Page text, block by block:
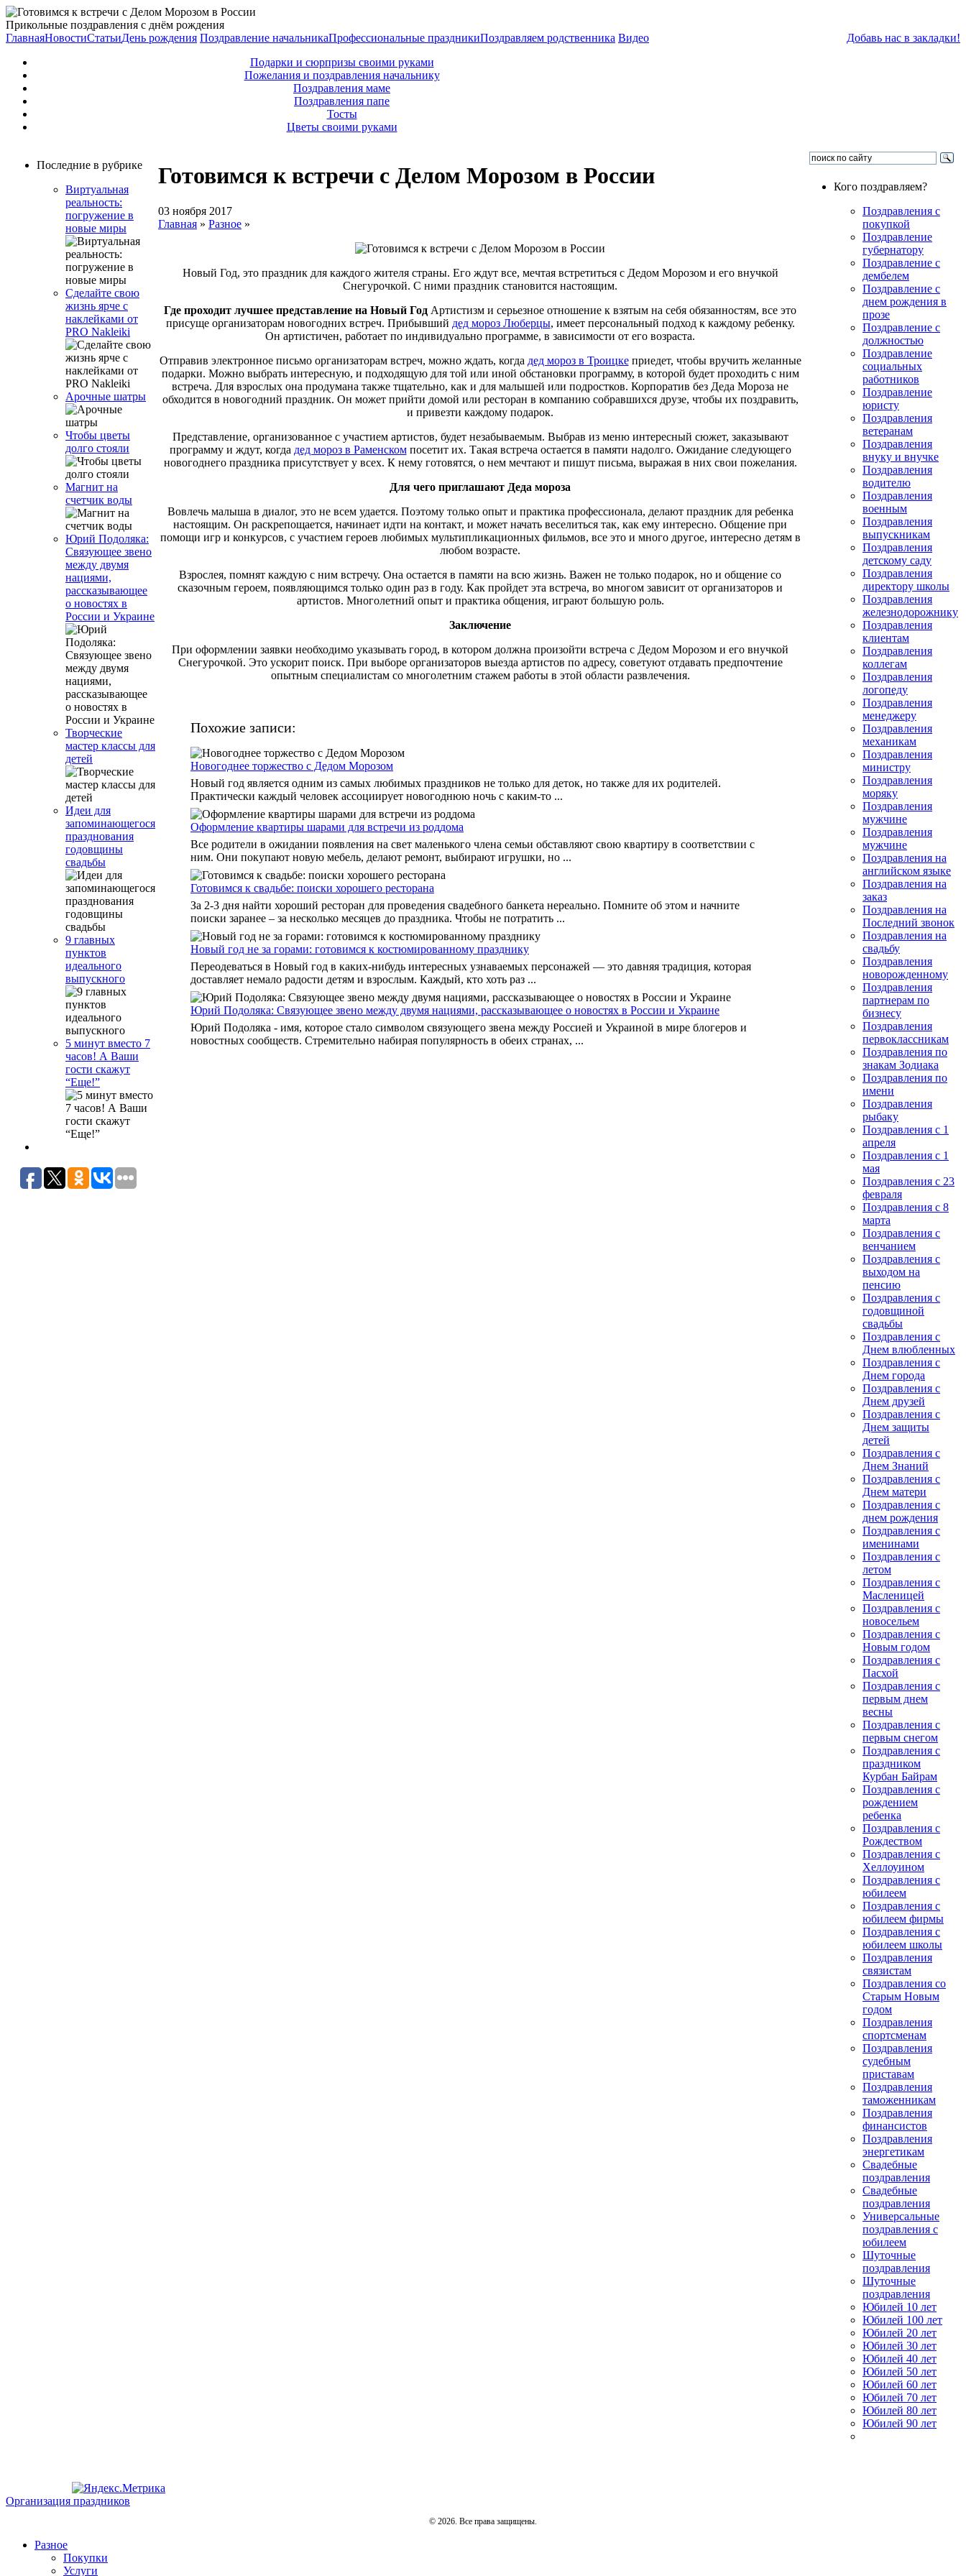
Прикольные поздравления с днём рождения
ГлавнаяНовостиСтатьиДень рождения Поздравление начальникаПрофессиональные праздникиПоздравляем родственника Видео
Подарки и сюрпризы своими руками
Пожелания и поздравления начальнику
Поздравления маме
Поздравления папе
Тосты
Цветы своими руками
Добавь нас в закладки!
Последние в рубрике
Виртуальная
реальность:
погружение в
новые миры
Сделайте свою
жизнь ярче с
наклейками от
PRO Nakleiki
Арочные шатры
Чтобы цветы
долго стояли
Магнит на
счетчик воды
Юрий Подоляка:
Связующее звено
между двумя
нациями,
рассказывающее
о новостях в
России и Украине
Творческие
мастер классы для
детей
Идеи для
запоминающегося
празднования
годовщины
свадьбы
9 главных
пунктов
идеального
выпускного
5 минут вместо 7
часов! А Ваши
гости скажут
“Еще!”
Готовимся к встречи с Делом Морозом в России
03 ноября 2017
Главная » Разное »
Новый Год, это праздник для каждого жителя страны. Его ждут все, мечтая встретиться с Дедом Морозом и его внучкой
Снегурочкой. С ними праздник становится настоящим.
Где проходит лучшее представление на Новый Год Артистизм и серьезное отношение к взятым на себя обязанностям, все это
присуще организаторам новогодних встреч. Прибывший дед мороз Люберцы, имеет персональный подход к каждому ребенку.
Он артистичен, работает по индивидуально программе, в зависимости от его возраста.
Отправив электронное письмо организаторам встреч, можно ждать, когда дед мороз в Троицкеприедет, чтобы вручить желанные
подарки. Можно выбрать интересную, и подходящую для той или иной обстановки программу, в которой будет проходить с ним
встреча. Для взрослых она продумана также тщательно, как и для малышей или подростков. Корпоратив без Деда Мороза не
обходится в новогодний праздник. Он может прийти домой или ресторан в компанию собравшихся друзе, чтобы их поздравить,
и привезти каждому подарок.
Представление, организованное с участием артистов, будет незабываемым. Выбрав из меню интересный сюжет, заказывают
программу и ждут, когда дед мороз в Раменскомпосетит их. Такая встреча остается в памяти надолго. Ожидание следующего
новогоднего праздника присутствует у всех. К нему готовятся, о нем мечтают и пишут письма, выражая в них свои пожелания.
Для чего приглашают Деда мороза
Вовлечь малыша в диалог, это не всем удается. Поэтому только опыт и практика профессионала, делают праздник для ребенка
настоящим. Он раскрепощается, начинает идти на контакт, и может начать веселиться так, как ему интересно. Общение при
помощи игр и конкурсов, с участием героев любимых мультипликационных фильмов, все это и много другое, интересно детям в
любом возрасте.
Взрослея, помнят каждую с ним встречу. Она остается в памяти на всю жизнь. Важен не только подарок, но и общение со
сказочным героем, появляющимся только один раз в году. Как пройдет эта встреча, во многом зависит от организаторов и
артистов. Многолетний опыт и практика общения, играют большую роль.
Заключение
При оформлении заявки необходимо указывать город, в котором должна произойти встреча с Дедом Морозом и его внучкой
Снегурочкой. Это ускорит поиск. При выборе организаторов выезда артистов по адресу, советуют отдавать предпочтение
опытным специалистам со многолетним стажем работы в этой области развлечения.
Похожие записи:
Новогоднее торжество с Дедом Морозом
Новый год является одним из самых любимых праздников не только для деток, но также для их родителей.
Практически каждый человек ассоциирует новогоднюю ночь с каким-то ...
Оформление квартиры шарами для встречи из роддома
Все родители в ожидании появления на свет маленького члена семьи обставляют свою квартиру в соответствии с
ним. Они покупают новую мебель, делают ремонт, выбирают игрушки, но ...
Готовимся к свадьбе: поиски хорошего ресторана
За 2-3 дня найти хороший ресторан для проведения свадебного банкета нереально. Помните об этом и начните
поиски заранее – за несколько месяцев до праздника. Чтобы не потратить ...
Новый год не за горами: готовимся к костюмированному празднику
Переодеваться в Новый год в каких-нибудь интересных узнаваемых персонажей — это давняя традиция, которая
доставляет немало радости детям и взрослым. Каждый, кто хоть раз ...
Юрий Подоляка: Связующее звено между двумя нациями, рассказывающее о новостях в России и Украине
Юрий Подоляка - имя, которое стало символом связующего звена между Россией и Украиной в мире блогеров и
новостных сообществ. Стремительно набирая популярность в обеих странах, ...
Кого поздравляем?
Поздравления с
покупкой
Поздравление
губернатору
Поздравление с
дембелем
Поздравление с
днем рождения в
прозе
Поздравление с
должностью
Поздравление
социальных
работников
Поздравление
юристу
Поздравления
ветеранам
Поздравления
внуку и внучке
Поздравления
водителю
Поздравления
военным
Поздравления
выпускникам
Поздравления
детскому саду
Поздравления
директору школы
Поздравления
железнодорожнику
Поздравления
клиентам
Поздравления
коллегам
Поздравления
логопеду
Поздравления
менеджеру
Поздравления
механикам
Поздравления
министру
Поздравления
моряку
Поздравления
мужчине
Поздравления
мужчине
Поздравления на
английском языке
Поздравления на
заказ
Поздравления на
Последний звонок
Поздравления на
свадьбу
Поздравления
новорожденному
Поздравления
партнерам по
бизнесу
Поздравления
первоклассникам
Поздравления по
знакам Зодиака
Поздравления по
имени
Поздравления
рыбаку
Поздравления с 1
апреля
Поздравления с 1
мая
Поздравления с 23
февраля
Поздравления с 8
марта
Поздравления с
венчанием
Поздравления с
выходом на
пенсию
Поздравления с
годовщиной
свадьбы
Поздравления с
Днем влюбленных
Поздравления с
Днем города
Поздравления с
Днем друзей
Поздравления с
Днем защиты
детей
Поздравления с
Днем Знаний
Поздравления с
Днем матери
Поздравления с
днем рождения
Поздравления с
именинами
Поздравления с
летом
Поздравления с
Масленицей
Поздравления с
новосельем
Поздравления с
Новым годом
Поздравления с
Пасхой
Поздравления с
первым днем
весны
Поздравления с
первым снегом
Поздравления с
праздником
Курбан Байрам
Поздравления с
рождением
ребенка
Поздравления с
Рождеством
Поздравления с
Хеллоуином
Поздравления с
юбилеем
Поздравления с
юбилеем фирмы
Поздравления с
юбилеем школы
Поздравления
связистам
Поздравления со
Старым Новым
годом
Поздравления
спортсменам
Поздравления
судебным
приставам
Поздравления
таможенникам
Поздравления
финансистов
Поздравления
энергетикам
Свадебные
поздравления
Свадебные
поздравления
Универсальные
поздравления с
юбилеем
Шуточные
поздравления
Шуточные
поздравления
Юбилей 10 лет
Юбилей 100 лет
Юбилей 20 лет
Юбилей 30 лет
Юбилей 40 лет
Юбилей 50 лет
Юбилей 60 лет
Юбилей 70 лет
Юбилей 80 лет
Юбилей 90 лет
Организация праздников
© 2026. Все права защищены.
Разное
Покупки
Услуги